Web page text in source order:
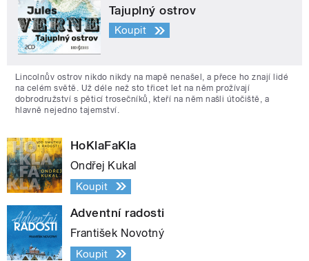
Tajuplný ostrov
Koupit
Lincolnův ostrov nikdo nikdy na mapě nenašel, a přece ho znají lidé
na celém světě. Už déle než sto třicet let na něm prožívají
dobrodružství s pěticí trosečníků, kteří na něm našli útočiště, a
hlavně nejedno tajemství.
HoKlaFaKla
Ondřej Kukal
Koupit
Adventní radosti
František Novotný
Koupit